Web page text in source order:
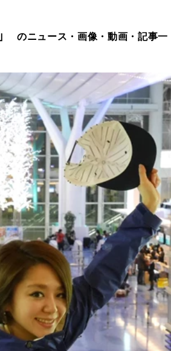
」のニュース・画像・動画・記事一